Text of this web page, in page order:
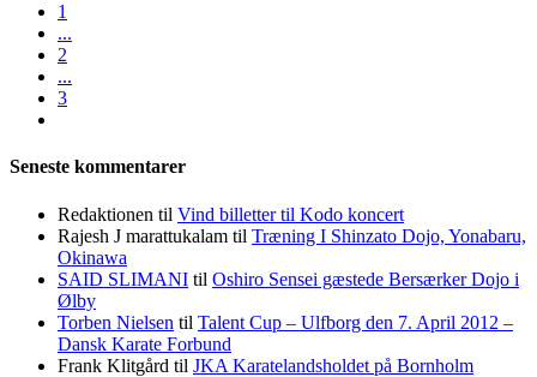
1
...
2
...
3
Seneste kommentarer
Redaktionen til Vind billetter til Kodo koncert
Rajesh J marattukalam til Træning I Shinzato Dojo, Yonabaru,
Okinawa
SAID SLIMANI til Oshiro Sensei gæstede Bersærker Dojo i
Ølby
Torben Nielsen til Talent Cup – Ulfborg den 7. April 2012 –
Dansk Karate Forbund
Frank Klitgård til JKA Karatelandsholdet på Bornholm